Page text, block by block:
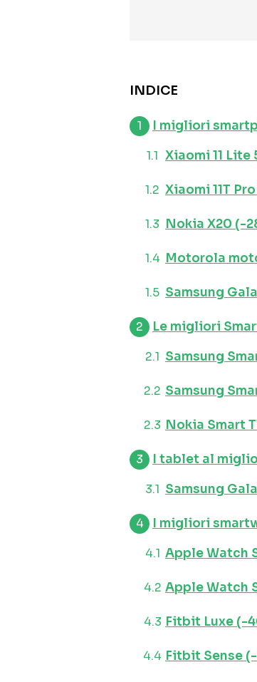
INDICE
I migliori
Xiaomi 11 Lite
Xiaomi 11T
Nokia X20 (-
Motorola
Samsung
Le migliori
Samsung
Samsung
Nokia Smart
I tablet al
Samsung
I migliori
Apple Watch
Apple Watch
Fitbit Luxe (-
Fitbit Sense